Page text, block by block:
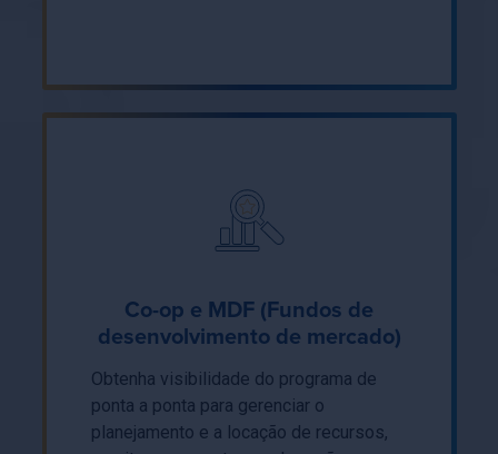
Co-op e MDF (Fundos de
desenvolvimento de mercado)
Obtenha visibilidade do programa de
ponta a ponta para gerenciar o
planejamento e a locação de recursos,